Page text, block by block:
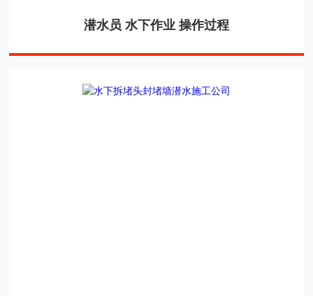
潜水员 水下作业 操作过程